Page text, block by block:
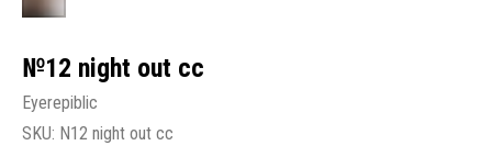
№12 night out cc
Eyerepiblic
SKU: N12 night out cc